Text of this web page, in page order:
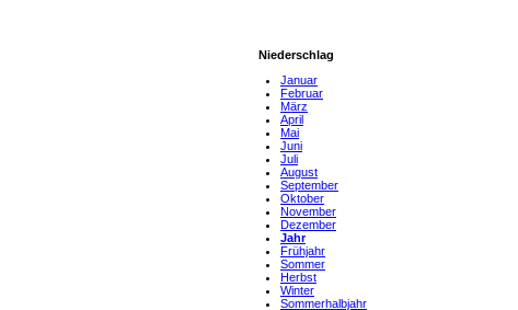
Niederschlag
Januar
Februar
März
April
Mai
Juni
Juli
August
September
Oktober
November
Dezember
Jahr
Frühjahr
Sommer
Herbst
Winter
Sommerhalbjahr